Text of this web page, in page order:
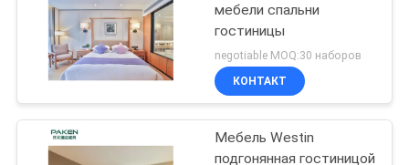
мебели спальни
гостиницы
negotiable MOQ:30 наборов
КОНТАКТ
Мебель Westin
подгонянная гостиницой